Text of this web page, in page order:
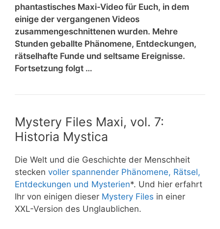
phantastisches Maxi-Video für Euch, in dem
einige der vergangenen Videos
zusammengeschnittenen wurden. Mehre
Stunden geballte Phänomene, Entdeckungen,
rätselhafte Funde und seltsame Ereignisse.
Fortsetzung folgt …
Mystery Files Maxi, vol. 7:
Historia Mystica
Die Welt und die Geschichte der Menschheit
stecken voller spannender Phänomene, Rätsel,
Entdeckungen und Mysterien*. Und hier erfahrt
Ihr von einigen dieser Mystery Files in einer
XXL-Version des Unglaublichen.